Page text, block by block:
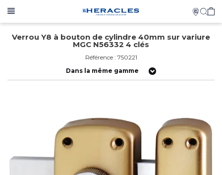
Verrou Y8 à bouton de cylindre 40mm sur variure
MGC N56332 4 clés
Référence : 750221
Dans la même gamme